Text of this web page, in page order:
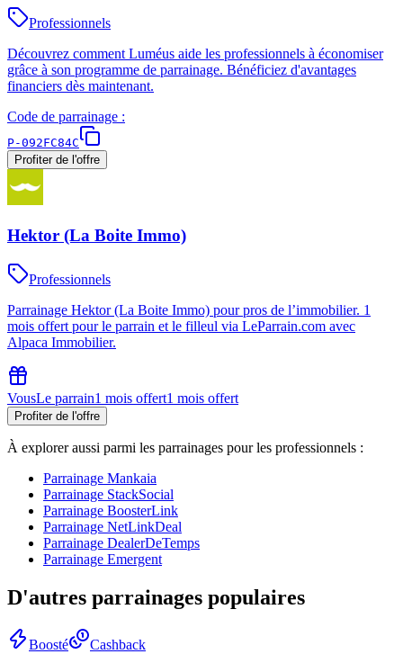
Professionnels
Découvrez comment Luméus aide les professionnels à économiser
grâce à son programme de parrainage. Bénéficiez d'avantages
financiers dès maintenant.
Code de parrainage :
P-092FC84C
Profiter de l'offre
Hektor (La Boite Immo)
Professionnels
Parrainage Hektor (La Boite Immo) pour pros de l’immobilier. 1
mois offert pour le parrain et le filleul via LeParrain.com avec
Alpaca Immobilier.
VousLe parrain1 mois offert1 mois offert
Profiter de l'offre
À explorer aussi parmi les parrainages pour les professionnels :
Parrainage Mankaia
Parrainage StackSocial
Parrainage BoosterLink
Parrainage NetLinkDeal
Parrainage DealerDeTemps
Parrainage Emergent
D'autres parrainages populaires
Boosté Cashback